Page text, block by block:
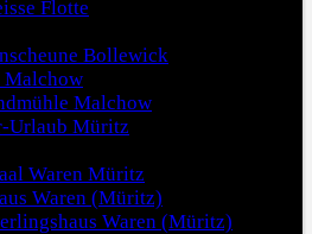
Flotte
Bollewick
Malchow
Malchow
Urlaub Müritz
Waren Müritz
Waren (Müritz)
Waren (Müritz)